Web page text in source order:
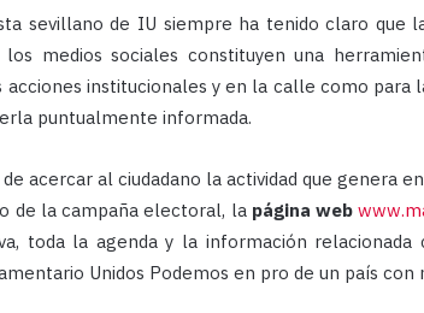
sevillano de IU siempre ha tenido claro que
medios sociales constituyen una
acciones institucionales y en la calle como
puntualmente informada.
acercar al ciudadano la actividad que genera
de la campaña electoral, la página web
toda la agenda y la información
Unidos Podemos en pro de un país con